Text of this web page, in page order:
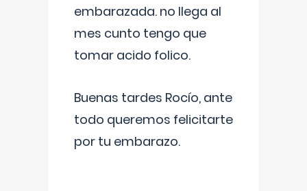
embarazada. no llega al
mes cunto tengo que
tomar acido folico.
Buenas tardes Rocío, ante
todo queremos felicitarte
por tu embarazo.